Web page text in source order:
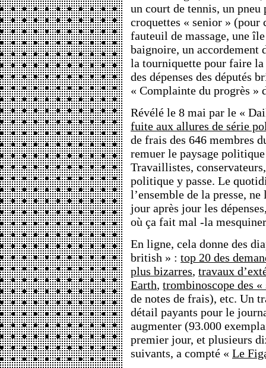
un court de tennis, un pneu
croquettes « senior » (pour
fauteuil de massage, une
baignoire, un
la tourniquette pour faire
des dépenses des députés
« Complainte du progrès »
Révélé le 8 mai par le «
fuite aux allures de série
de frais des 646 membres
remuer le paysage
Travaillistes,
politique y passe. Le
l’ensemble de la presse,
jour après jour les
où ça fait mal -la
En ligne, cela donne des
british » : top 20 des
plus bizarres, travaux
Earth, trombinoscope des «
de notes de frais), etc. Un
détail payants pour le
augmenter (93.000
premier jour, et plusieurs
suivants, a compté « Le